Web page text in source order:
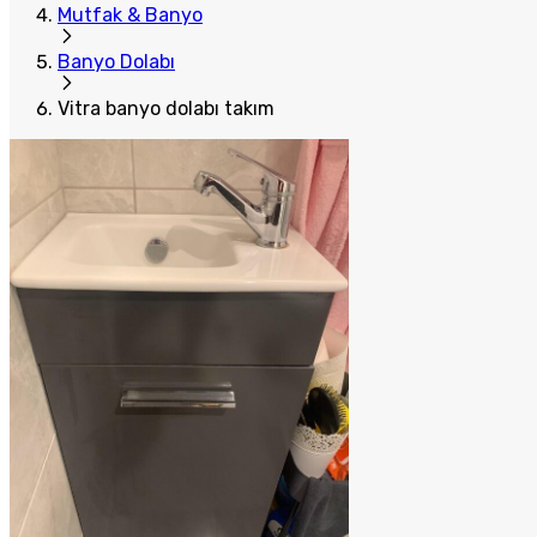
Mutfak & Banyo
Banyo Dolabı
Vitra banyo dolabı takım